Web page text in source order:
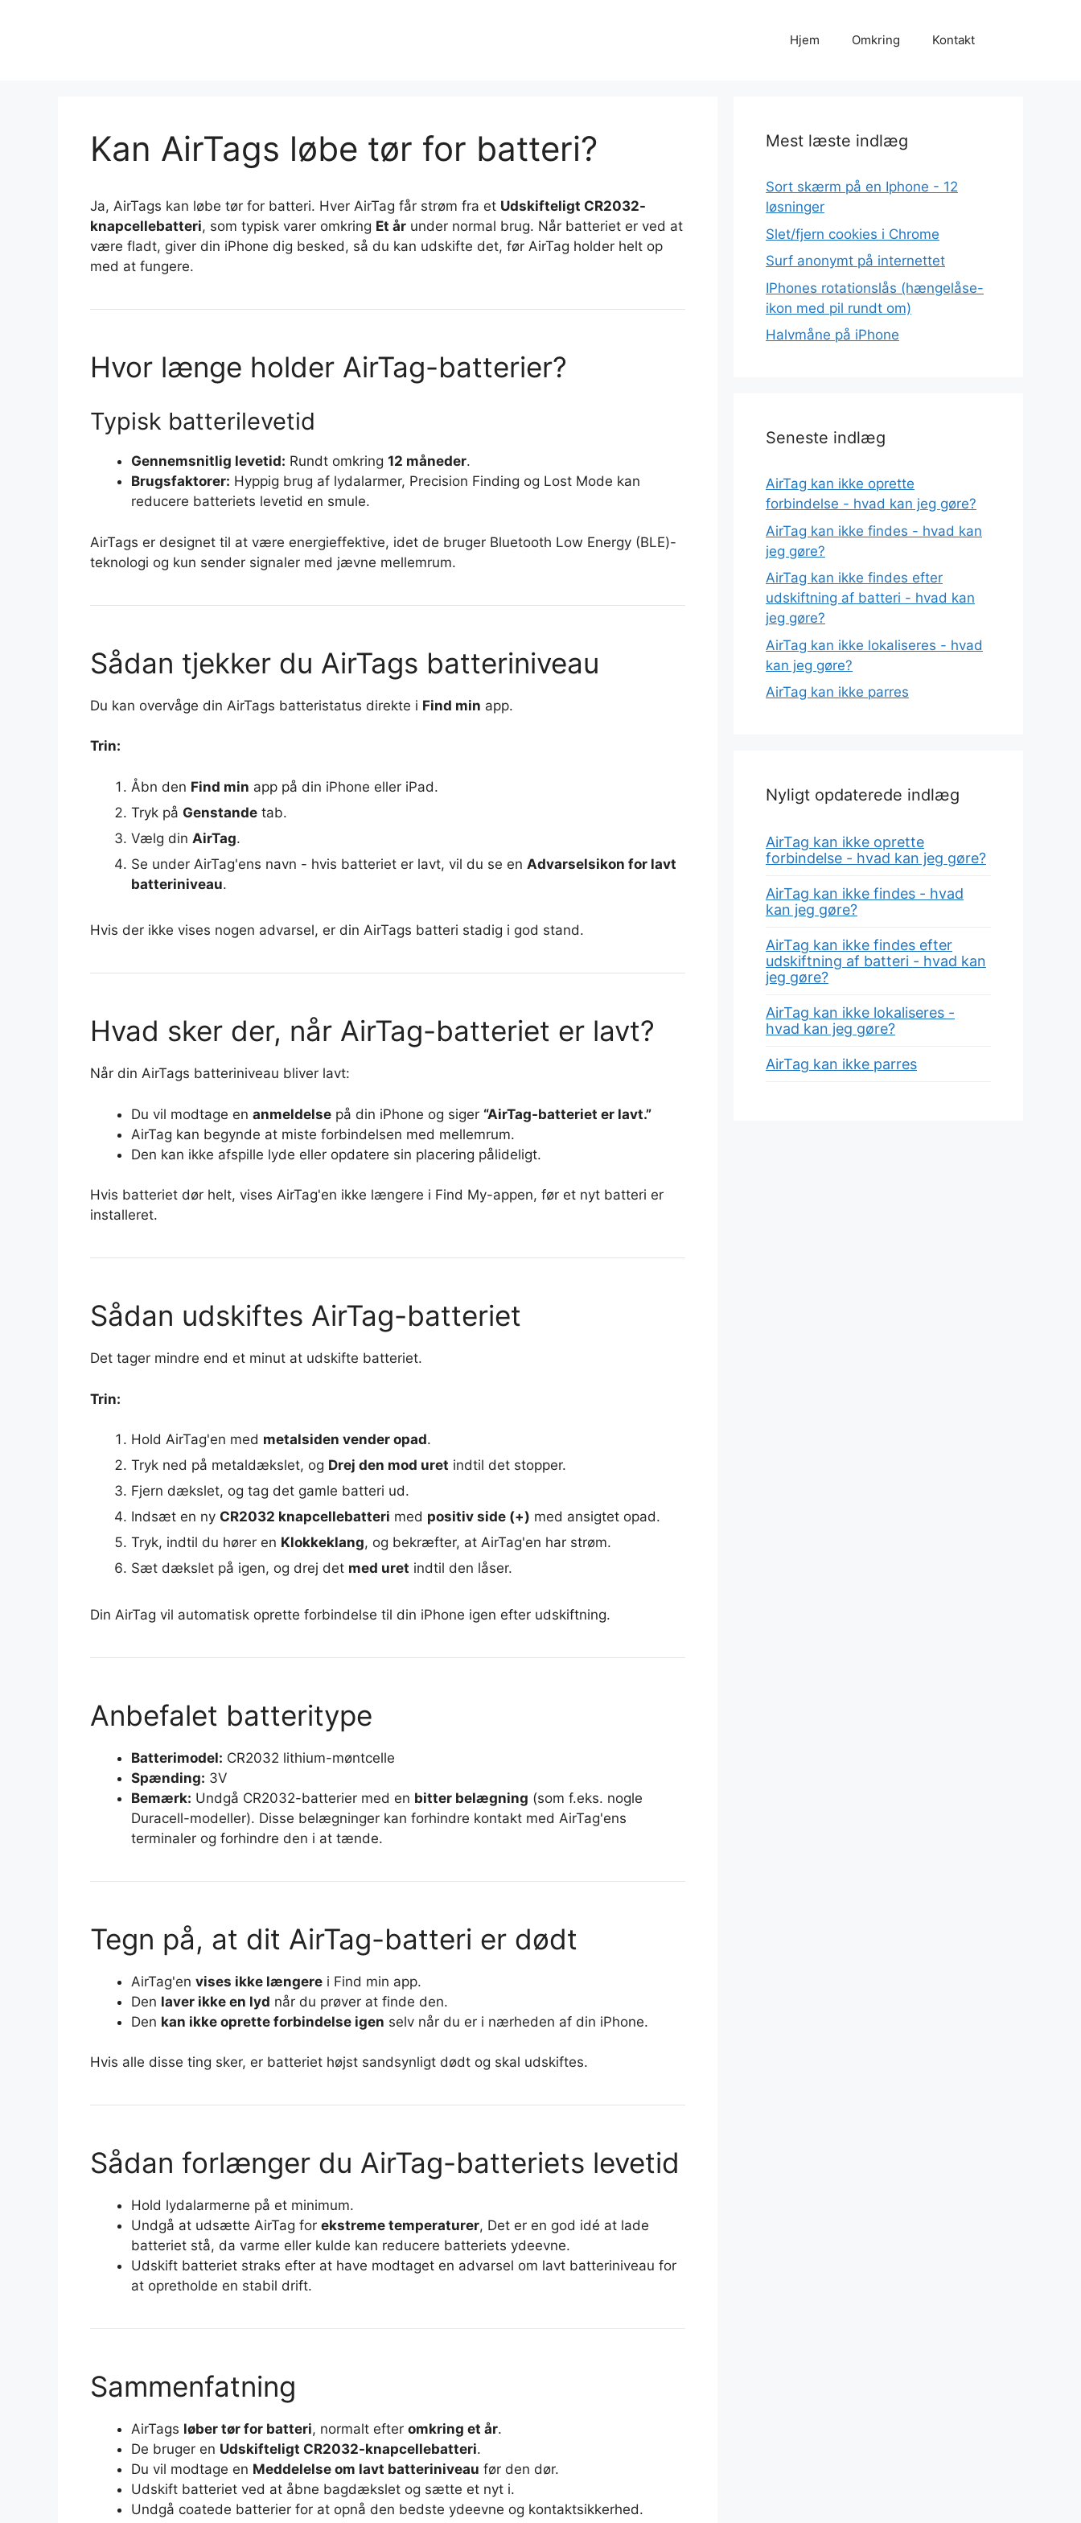
Hjem Omkring Kontakt
Kan AirTags løbe tør for batteri?
Ja, AirTags kan løbe tør for batteri. Hver AirTag får strøm fra et Udskifteligt CR2032-
knapcellebatteri, som typisk varer omkring Et år under normal brug. Når batteriet er ved at
være fladt, giver din iPhone dig besked, så du kan udskifte det, før AirTag holder helt op
med at fungere.
Hvor længe holder AirTag-batterier?
Typisk batterilevetid
Gennemsnitlig levetid: Rundt omkring 12 måneder.
Brugsfaktorer: Hyppig brug af lydalarmer, Precision Finding og Lost Mode kan
reducere batteriets levetid en smule.
AirTags er designet til at være energieffektive, idet de bruger Bluetooth Low Energy (BLE)-
teknologi og kun sender signaler med jævne mellemrum.
Sådan tjekker du AirTags batteriniveau
Du kan overvåge din AirTags batteristatus direkte i Find min app.
Trin:
Åbn den Find min app på din iPhone eller iPad.
Tryk på Genstande tab.
Vælg din AirTag.
Se under AirTag'ens navn - hvis batteriet er lavt, vil du se en Advarselsikon for lavt
batteriniveau.
Hvis der ikke vises nogen advarsel, er din AirTags batteri stadig i god stand.
Hvad sker der, når AirTag-batteriet er lavt?
Når din AirTags batteriniveau bliver lavt:
Du vil modtage en anmeldelse på din iPhone og siger “AirTag-batteriet er lavt.”
AirTag kan begynde at miste forbindelsen med mellemrum.
Den kan ikke afspille lyde eller opdatere sin placering pålideligt.
Hvis batteriet dør helt, vises AirTag'en ikke længere i Find My-appen, før et nyt batteri er
installeret.
Sådan udskiftes AirTag-batteriet
Det tager mindre end et minut at udskifte batteriet.
Trin:
Hold AirTag'en med metalsiden vender opad.
Tryk ned på metaldækslet, og Drej den mod uret indtil det stopper.
Fjern dækslet, og tag det gamle batteri ud.
Indsæt en ny CR2032 knapcellebatteri med positiv side (+) med ansigtet opad.
Tryk, indtil du hører en Klokkeklang, og bekræfter, at AirTag'en har strøm.
Sæt dækslet på igen, og drej det med uret indtil den låser.
Din AirTag vil automatisk oprette forbindelse til din iPhone igen efter udskiftning.
Anbefalet batteritype
Batterimodel: CR2032 lithium-møntcelle
Spænding: 3V
Bemærk: Undgå CR2032-batterier med en bitter belægning (som f.eks. nogle
Duracell-modeller). Disse belægninger kan forhindre kontakt med AirTag'ens
terminaler og forhindre den i at tænde.
Tegn på, at dit AirTag-batteri er dødt
AirTag'en vises ikke længere i Find min app.
Den laver ikke en lyd når du prøver at finde den.
Den kan ikke oprette forbindelse igen selv når du er i nærheden af din iPhone.
Hvis alle disse ting sker, er batteriet højst sandsynligt dødt og skal udskiftes.
Sådan forlænger du AirTag-batteriets levetid
Hold lydalarmerne på et minimum.
Undgå at udsætte AirTag for ekstreme temperaturer, Det er en god idé at lade
batteriet stå, da varme eller kulde kan reducere batteriets ydeevne.
Udskift batteriet straks efter at have modtaget en advarsel om lavt batteriniveau for
at opretholde en stabil drift.
Sammenfatning
AirTags løber tør for batteri, normalt efter omkring et år.
De bruger en Udskifteligt CR2032-knapcellebatteri.
Du vil modtage en Meddelelse om lavt batteriniveau før den dør.
Udskift batteriet ved at åbne bagdækslet og sætte et nyt i.
Undgå coatede batterier for at opnå den bedste ydeevne og kontaktsikkerhed.
Mest læste indlæg
Sort skærm på en Iphone - 12
løsninger
Slet/fjern cookies i Chrome
Surf anonymt på internettet
IPhones rotationslås (hængelåse-
ikon med pil rundt om)
Halvmåne på iPhone
Seneste indlæg
AirTag kan ikke oprette
forbindelse - hvad kan jeg gøre?
AirTag kan ikke findes - hvad kan
jeg gøre?
AirTag kan ikke findes efter
udskiftning af batteri - hvad kan
jeg gøre?
AirTag kan ikke lokaliseres - hvad
kan jeg gøre?
AirTag kan ikke parres
Nyligt opdaterede indlæg
AirTag kan ikke oprette
forbindelse - hvad kan jeg gøre?
AirTag kan ikke findes - hvad
kan jeg gøre?
AirTag kan ikke findes efter
udskiftning af batteri - hvad kan
jeg gøre?
AirTag kan ikke lokaliseres -
hvad kan jeg gøre?
AirTag kan ikke parres